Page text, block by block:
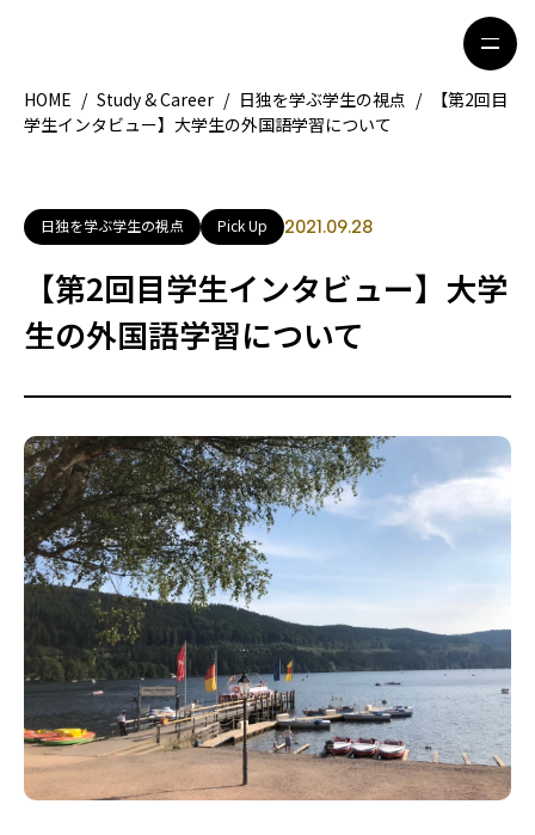
地域別ガイド
グルメ
観光ガイド
留学＆キャリア
ライフスタイル
ライター募集
HOME / Study & Career / 日独を学ぶ学生の視点 /
【第2回目
学生インタビュー】大学生の外国語学習について
日独を学ぶ学生の視点 Pick Up 2021.09.28
【第2回目学生インタビュー】大学
生の外国語学習について